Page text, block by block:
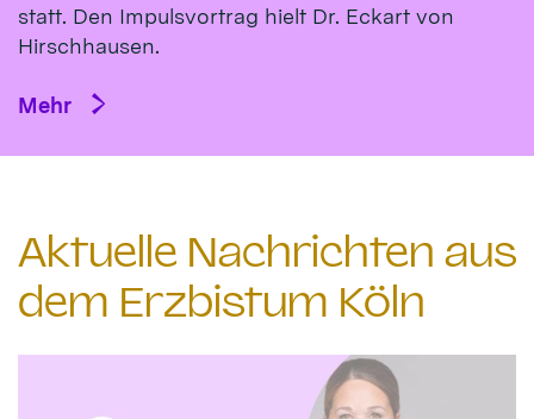
statt. Den Impulsvortrag hielt Dr. Eckart von
Hirsch­hausen.
Mehr
Aktuelle Nachrichten aus
dem Erzbistum Köln